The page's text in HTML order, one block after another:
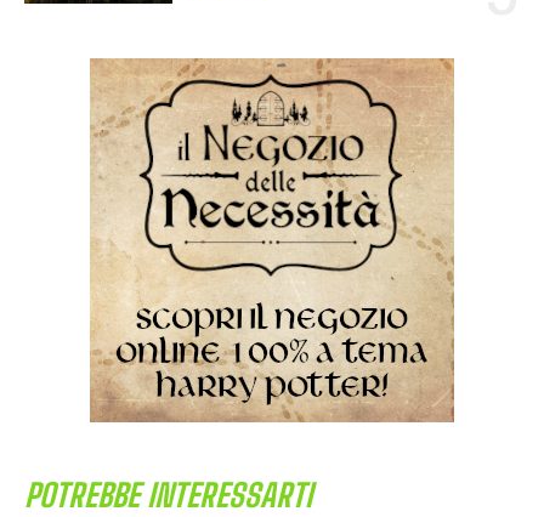
POTREBBE INTERESSARTI